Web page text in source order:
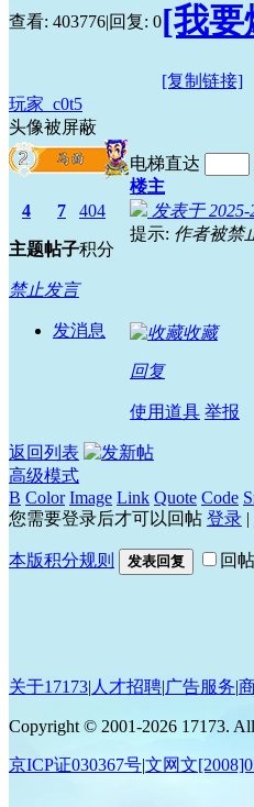
查看: 403776|回复: 0[我要
[复制链接]
玩家_c0t5
头像被屏蔽
4
主题
7
帖子
404
积分
禁止发言
发消息
电梯直达
楼主
发表于 2025-
提示: 作者被禁
收藏
回复
使用道具 举报
返回列表
高级模式
B Color Image Link Quote Code
您需要登录后才可以回帖 登录 |
本版积分规则 发表回复 回
关于17173| 人才招聘|广告服务|
Copyright © 2001-2026 17173.
京ICP证030367号|文网文